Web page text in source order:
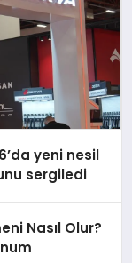
yeni nesil
sergiledi
Nasıl Olur?